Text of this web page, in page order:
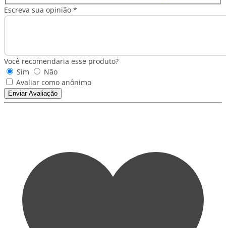
Escreva sua opinião *
Você recomendaria esse produto?
Sim
Não
Avaliar como anônimo
Enviar Avaliação